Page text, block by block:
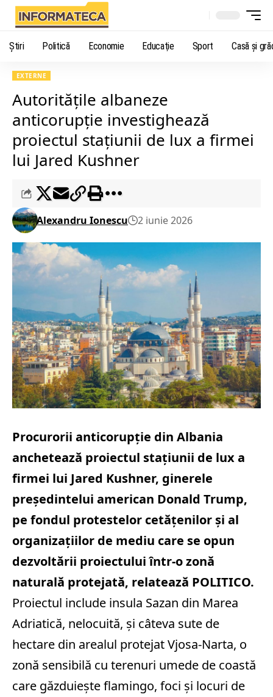
Știri Politică Economie Educaţie Sport Casă şi
EXTERNE
Autorităţile albaneze
anticorupţie investighează
proiectul staţiunii de lux a firmei
lui Jared Kushner
Alexandru Ionescu 2 iunie 2026
Procurorii anticorupţie din Albania
anchetează proiectul staţiunii de lux a
firmei lui Jared Kushner, ginerele
preşedintelui american Donald Trump,
pe fondul protestelor cetăţenilor şi al
organizaţiilor de mediu care se opun
dezvoltării proiectului într-o zonă
naturală protejată, relatează POLITICO.
Proiectul include insula Sazan din Marea
Adriatică, nelocuită, şi câteva sute de
hectare din arealul protejat Vjosa-Narta, o
zonă sensibilă cu terenuri umede de coastă
care găzduieşte flamingo, foci şi locuri de